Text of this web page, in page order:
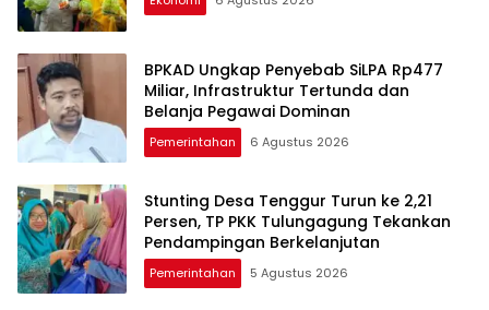
BPKAD Ungkap Penyebab SiLPA Rp477
Miliar, Infrastruktur Tertunda dan
Belanja Pegawai Dominan
Pemerintahan 6 Agustus 2026
Stunting Desa Tenggur Turun ke 2,21
Persen, TP PKK Tulungagung Tekankan
Pendampingan Berkelanjutan
Pemerintahan 5 Agustus 2026